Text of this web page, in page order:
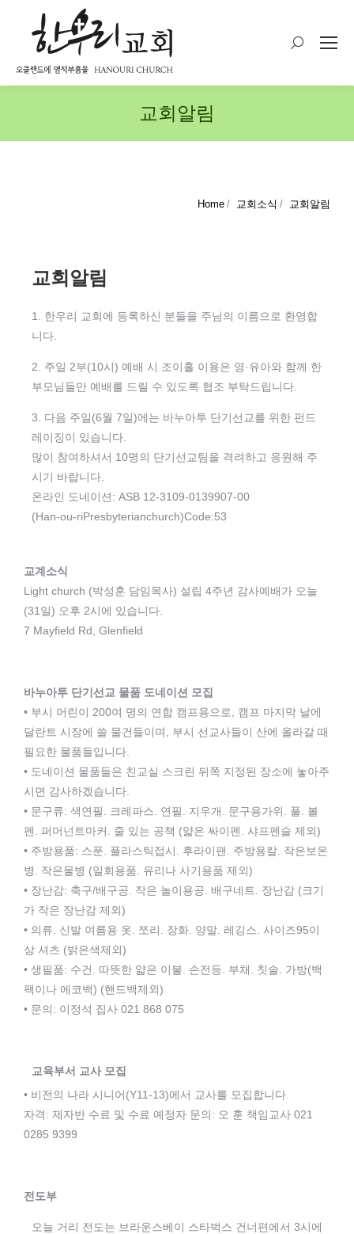
Search:
교회알림
Home 교회소식 교회알림
교회알림
1. 한우리 교회에 등록하신 분들을 주님의 이름으로 환영합
니다.
2. 주일 2부(10시) 예배 시 조이홀 이용은 영·유아와 함께 한
부모님들만 예배를 드릴 수 있도록 협조 부탁드립니다.
3. 다음 주일(6월 7일)에는 바누아투 단기선교를 위한 펀드
레이징이 있습니다.
많이 참여하셔서 10명의 단기선교팀을 격려하고 응원해 주
시기 바랍니다.
온라인 도네이션: ASB 12-3109-0139907-00
(Han-ou-riPresbyterianchurch)Code:53
교계소식
Light church (박성훈 담임목사) 설립 4주년 감사예배가 오늘
(31일) 오후 2시에 있습니다.
7 Mayfield Rd, Glenfield
바누아투 단기선교 물품 도네이션 모집
• 부시 어린이 200여 명의 연합 캠프용으로, 캠프 마지막 날에
달란트 시장에 쓸 물건들이며, 부시 선교사들이 산에 올라갈 때
필요한 물품들입니다.
• 도네이션 물품들은 친교실 스크린 뒤쪽 지정된 장소에 놓아주
시면 감사하겠습니다.
• 문구류: 색연필. 크레파스. 연필. 지우개. 문구용가위. 풀. 볼
펜. 퍼머넌트마커. 줄 있는 공책 (얇은 싸이펜. 샤프펜슬 제외)
• 주방용품: 스푼. 플라스틱접시. 후라이팬. 주방용칼. 작은보온
병. 작은물병 (일회용품. 유리나 사기용품 제외)
• 장난감: 축구/배구공. 작은 놀이용공. 배구네트. 장난감 (크기
가 작은 장난감 제외)
• 의류. 신발 여름용 옷. 쪼리. 장화. 양말. 레깅스. 사이즈95이
상 셔츠 (밝은색제외)
• 생필품: 수건. 따뜻한 얇은 이불. 손전등. 부채. 칫솔. 가방(백
팩이나 에코백) (핸드백제외)
• 문의: 이정석 집사 021 868 075
교육부서 교사 모집
• 비전의 나라 시니어(Y11-13)에서 교사를 모집합니다.
자격: 제자반 수료 및 수료 예정자 문의: 오 훈 책임교사 021
0285 9399
전도부
오늘 거리 전도는 브라운스베이 스타벅스 건너편에서 3시에